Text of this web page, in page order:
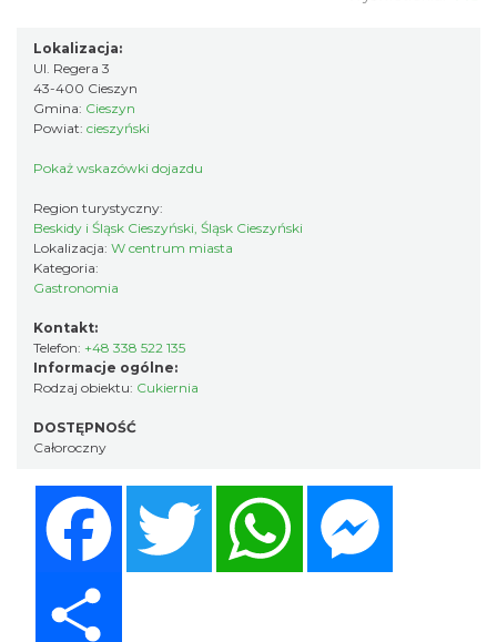
Lokalizacja:
Ul. Regera 3
43-400 Cieszyn
Gmina: Cieszyn
Powiat: cieszyński
Pokaż wskazówki dojazdu
Region turystyczny:
Beskidy i Śląsk Cieszyński, Śląsk Cieszyński
Lokalizacja: W centrum miasta
Kategoria:
Gastronomia
Kontakt:
Telefon: +48 338 522 135
Informacje ogólne:
Rodzaj obiektu: Cukiernia
DOSTĘPNOŚĆ
Całoroczny
Twitter WhatsApp